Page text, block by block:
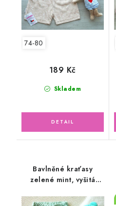
74-80
Skladem
189 Kč
Bavlněné kraťasy
zelené mint, vyšitá